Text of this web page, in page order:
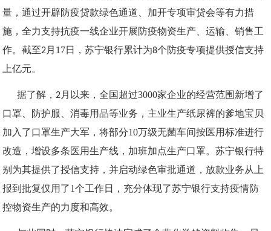
量，通过开辟防疫贷款绿色通道、加开专项审贷会等有力措
施，全力支持抗疫一线企业开展防疫物资生产、运输、销售工
作。截至2月 17日，苏宁银行累计为8个防疫专项提供授信支持
上亿元。
据了解，2月以来，全国超过3000家企业的经营范围新增了
口罩、防护服、消毒用品等业务，主业生产纸尿裤的爹地宝贝
加入了口罩生产大军，将部分10万级无菌车间按医用标准进行
改造，增设多条医用生产线，加班加点生产口罩。苏宁银行特
别为其提供了授信支持，并启动绿色审批通道，放款业务从上
报到批复仅用了 1个工作日，充分体现了苏宁银行支持疫情防
控物资生产的力度和高效。